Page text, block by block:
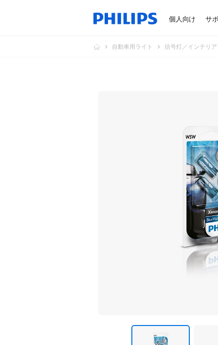
個人向け サ
自動車用ライト 信号灯／インテリ